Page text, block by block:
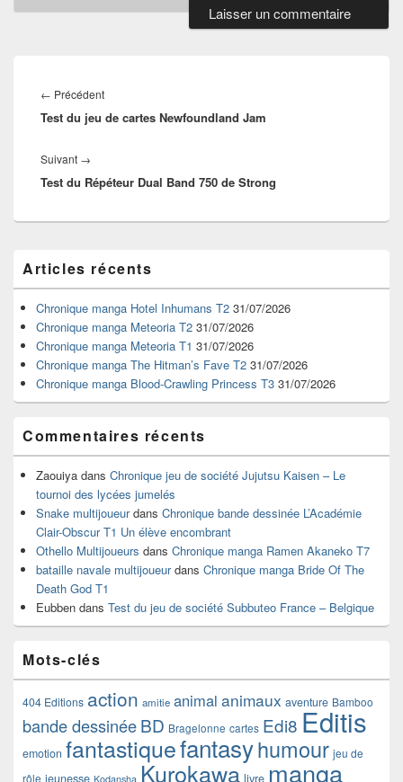
de
l’article
← PrécédentArticle
précédent :
Test du jeu de cartes Newfoundland Jam
Suivant →
suivant :
Test du Répéteur Dual Band 750 de Strong
principale
de
widget
pour
barre
latérale
Articles récents
Chronique manga Hotel Inhumans T2 31/07/2026
Chronique manga Meteoria T2 31/07/2026
Chronique manga Meteoria T1 31/07/2026
Chronique manga The Hitman’s Fave T2 31/07/2026
Chronique manga Blood-Crawling Princess T3 31/07/2026
Commentaires récents
Zaouiya dans Chronique jeu de société Jujutsu Kaisen – Le
tournoi des lycées jumelés
Snake multijoueurdans Chronique bande dessinée L’Académie
Clair-Obscur T1 Un élève encombrant
Othello Multijoueurs dans Chronique manga Ramen Akaneko T7
bataille navale multijoueurdans Chronique manga Bride Of The
Death God T1
Eubben dans Test du jeu de société Subbuteo France – Belgique
Mots-clés
404 Editions action amitie animal animaux aventure Bamboo
bande dessinéeBD Bragelonne cartes Edi8 Editis
emotion fantastiquefantasyhumour jeu de
rôle jeunesse Kodansha Kurokawa livre manga